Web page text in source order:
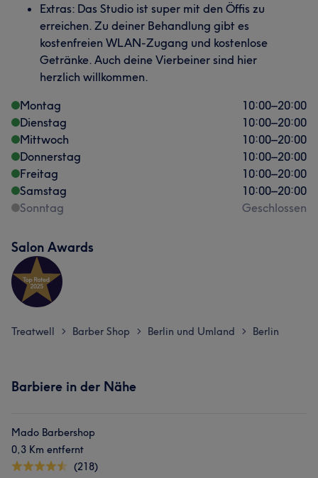
Extras: Das Studio ist super mit den Öffis zu
erreichen. Zu deiner Behandlung gibt es
kostenfreien WLAN-Zugang und kostenlose
Getränke. Auch deine Vierbeiner sind hier
herzlich willkommen.
Montag
10:00–20:00
Dienstag
10:00–20:00
Mittwoch
10:00–20:00
Donnerstag
10:00–20:00
Freitag
10:00–20:00
Samstag
10:00–20:00
Sonntag
Geschlossen
Salon Awards
Treatwell > Barber Shop > Berlin und Umland > Berlin
Barbiere in der Nähe
Mado Barbershop
0,3 Km entfernt
(218)